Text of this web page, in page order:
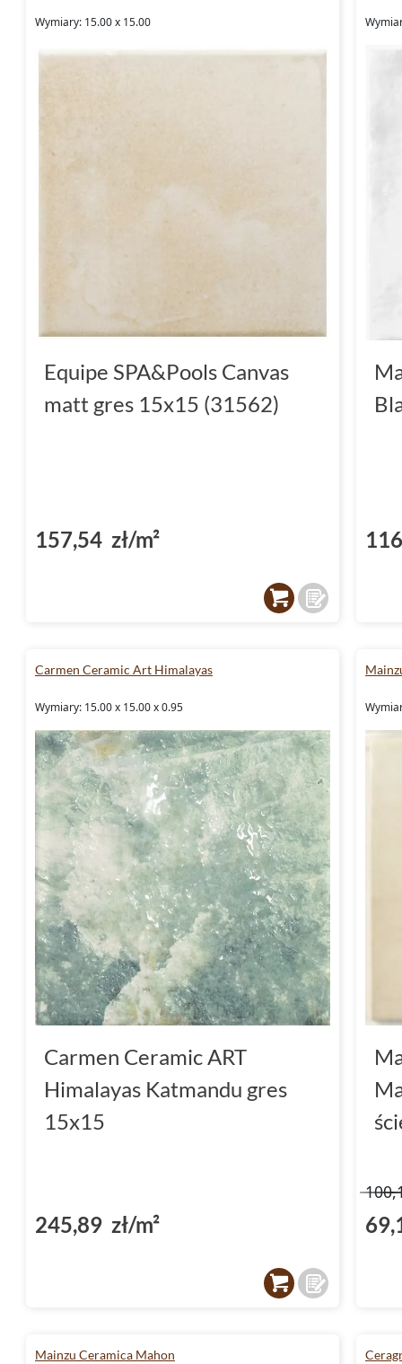
Wymiary: 15.00 x 15.00
Equipe SPA&Pools Canvas
matt gres 15x15 (31562)
157,54 zł/m²
Carmen Ceramic Art Himalayas
Wymiary: 15.00 x 15.00 x 0.95
Carmen Ceramic ART
Himalayas Katmandu gres
15x15
245,89 zł/m²
Mainzu Ceramica Mahon